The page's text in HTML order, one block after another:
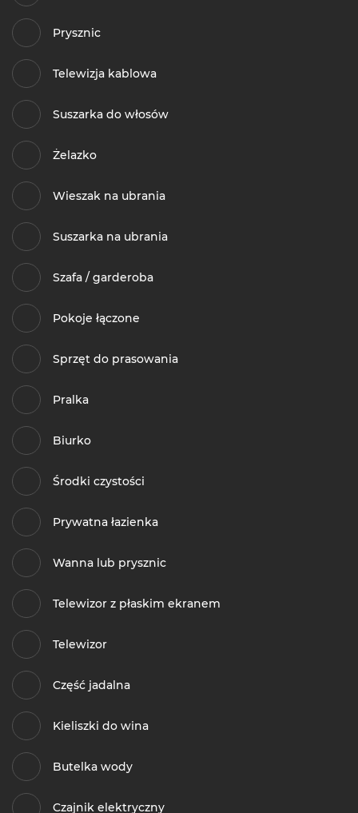
Prysznic
Telewizja kablowa
Suszarka do włosów
Żelazko
Wieszak na ubrania
Suszarka na ubrania
Szafa / garderoba
Pokoje łączone
Sprzęt do prasowania
Pralka
Biurko
Środki czystości
Prywatna łazienka
Wanna lub prysznic
Telewizor z płaskim ekranem
Telewizor
Część jadalna
Kieliszki do wina
Butelka wody
Czajnik elektryczny